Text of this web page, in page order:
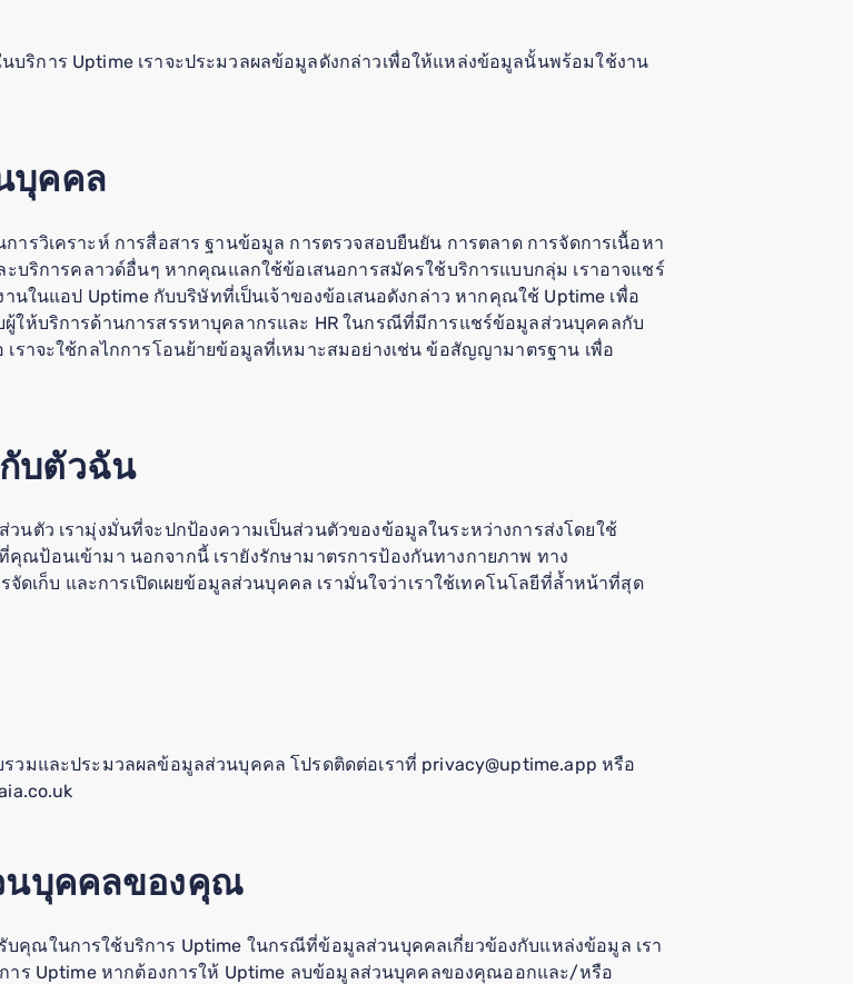
การ Uptime เราจะประมวลผลข้อมูลดังกล่าวเพื่อให้แหล่งข้อมูลนั้นพร้อมใช้งาน
บุคคล
รวิเคราะห์ การสื่อสาร ฐานข้อมูล การตรวจสอบยืนยัน การตลาด การจัดการเนื้อหา
บริการคลาวด์อื่นๆ หากคุณแลกใช้ข้อเสนอการสมัครใช้บริการแบบกลุ่ม เราอาจแชร์
นในแอป Uptime กับบริษัทที่เป็นเจ้าของข้อเสนอดังกล่าว หากคุณใช้ Uptime เพื่อ
ให้บริการด้านการสรรหาบุคลากรและ HR ในกรณีที่มีการแชร์ข้อมูลส่วนบุคคลกับ
ราจะใช้กลไกการโอนย้ายข้อมูลที่เหมาะสมอย่างเช่น ข้อสัญญามาตรฐาน เพื่อ
บตัวฉัน
นตัว เรามุ่งมั่นที่จะปกป้องความเป็นส่วนตัวของข้อมูลในระหว่างการส่งโดยใช้
คุณป้อนเข้ามา นอกจากนี้ เรายังรักษามาตรการป้องกันทางกายภาพ ทาง
ดเก็บ และการเปิดเผยข้อมูลส่วนบุคคล เรามั่นใจว่าเราใช้เทคโนโลยีที่ล้ำหน้าที่สุด
มและประมวลผลข้อมูลส่วนบุคคล โปรดติดต่อเราที่ privacy@uptime.app หรือ
นบุคคลของคุณ
บคุณในการใช้บริการ Uptime ในกรณีที่ข้อมูลส่วนบุคคลเกี่ยวข้องกับแหล่งข้อมูล เรา
าร Uptime หากต้องการให้ Uptime ลบข้อมูลส่วนบุคคลของคุณออกและ/หรือ